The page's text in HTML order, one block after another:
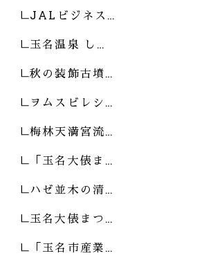
JALビジネス…
玉名温泉 し…
秋の装飾古墳…
ヲムスビレシ…
梅林天満宮流…
「玉名大俵ま…
ハゼ並木の清…
玉名大俵まつ…
「玉名市産業…